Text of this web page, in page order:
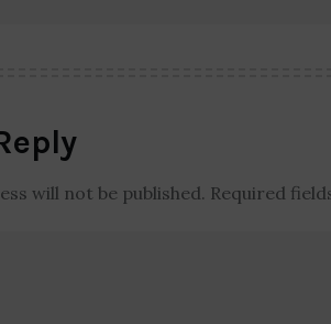
will not be published. Required